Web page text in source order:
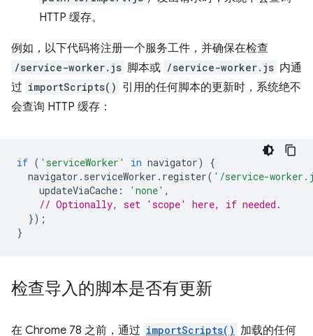
HTTP 缓存。
例如，以下代码将注册一个服务工件，并确保在检查
/service-worker.js 脚本或 /service-worker.js 内通
过 importScripts() 引用的任何脚本的更新时，系统绝不
会查询 HTTP 缓存：
if ( 'serviceWorker' in navigator)
{
navigator . serviceWorker . register( '/service-
updateViaCache : 'none' ,
// Optionally, set 'scope' here, if needed.
});
}
检查导入的脚本是否有更新
在 Chrome 78 之前，通过 importScripts() 加载的任何